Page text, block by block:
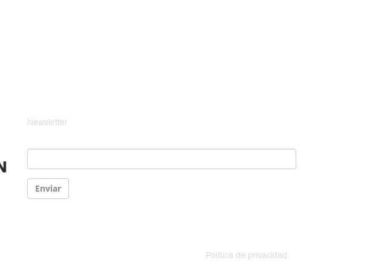
Newsletter
Email
Enviar
Política de privacidad